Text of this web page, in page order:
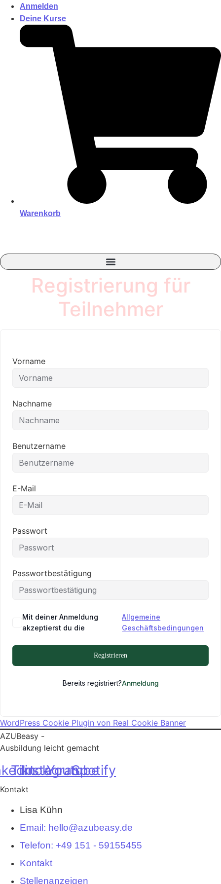
Anmelden
Deine Kurse
Warenkorb
Registrierung für
Teilnehmer
Vorname
Nachname
Benutzername
E-Mail
Passwort
Passwortbestätigung
Mit deiner Anmeldung
akzeptierst du die
Allgemeine
Geschäftsbedingungen
Registrieren
Bereits registriert?Anmeldung
WordPress Cookie Plugin von Real Cookie Banner
AZUBeasy -
Ausbildung leicht gemacht
Tiktok
Instagram
Youtube
Spotify
Kontakt
Lisa Kühn
Email: hello@azubeasy.de
Telefon: +49 151 - 59155455
Kontakt
Stellenanzeigen